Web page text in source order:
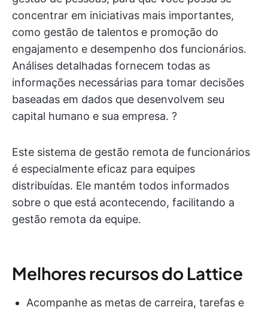
concentrar em iniciativas mais importantes,
como gestão de talentos e promoção do
engajamento e desempenho dos funcionários.
Análises detalhadas fornecem todas as
informações necessárias para tomar decisões
baseadas em dados que desenvolvem seu
capital humano e sua empresa. ?
Este sistema de gestão remota de funcionários
é especialmente eficaz para equipes
distribuídas. Ele mantém todos informados
sobre o que está acontecendo, facilitando a
gestão remota da equipe.
Melhores recursos do Lattice
Acompanhe as metas de carreira, tarefas e